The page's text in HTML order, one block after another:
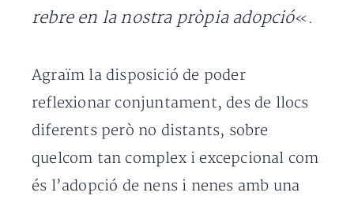
rebre en la nostra pròpia adopció«.
Agraïm la disposició de poder
reflexionar conjuntament, des de llocs
diferents però no distants, sobre
quelcom tan complex i excepcional com
és l’adopció de nens i nenes amb una